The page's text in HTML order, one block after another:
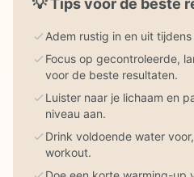
💡Tips voor de beste
Adem rustig in en uit
Focus op gecontroleerde,
voor de beste resultaten.
Luister naar je lichaam en
niveau aan.
Drink voldoende water
workout.